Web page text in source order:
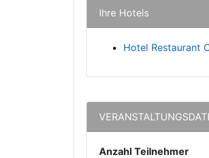
Ihre Hotels
Hotel Restaurant
Anzahl Teilnehmer